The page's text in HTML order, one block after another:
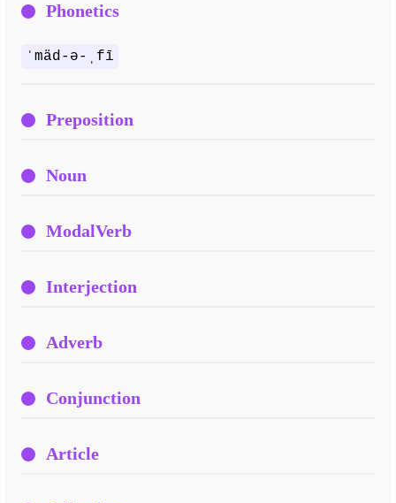
Phonetics
ˈmäd-ə-ˌfī
Preposition
Noun
ModalVerb
Interjection
Adverb
Conjunction
Article